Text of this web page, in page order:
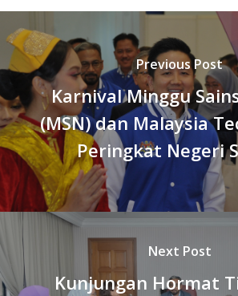
Previous Post
Karnival Minggu
(MSN) dan Malaysia
Peringkat Negeri
Next Post
Kunjungan Hormat